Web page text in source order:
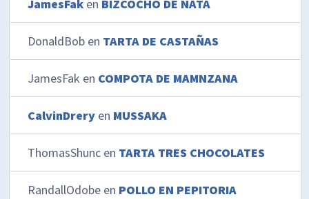
JamesFak en BIZCOCHO DE NATA
DonaldBob en TARTA DE CASTAÑAS
JamesFak en COMPOTA DE MAMNZANA
CalvinDrery en MUSSAKA
ThomasShunc en TARTA TRES CHOCOLATES
RandallOdobe en POLLO EN PEPITORIA